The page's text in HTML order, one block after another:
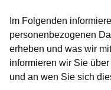
Im Folgenden
personenbezogenen
erheben und was wir
informieren wir Sie
und an wen Sie sich